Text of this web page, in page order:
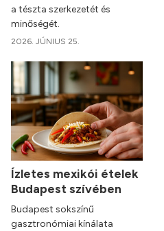
a tészta szerkezetét és
minőségét.
2026. JÚNIUS 25.
Ízletes mexikói ételek
Budapest szívében
Budapest sokszínű
gasztronómiai kínálata